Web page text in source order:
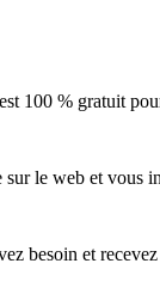
100 % gratuit
le web et vous
besoin et